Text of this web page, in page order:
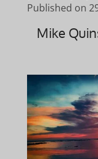
Published on
Mike